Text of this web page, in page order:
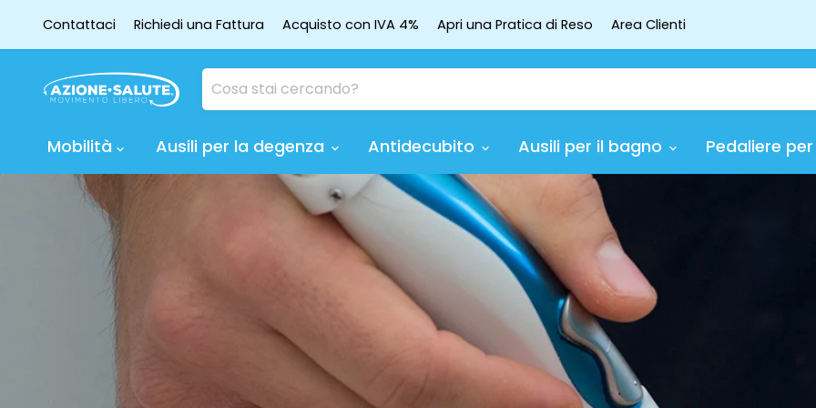
Contattaci Richiedi una Fattura Acquisto con IVA 4% Apri una Pratica di Reso Area Clienti
Mobilità Ausili per la degenza Antidecubito Ausili per il bagno Pedaliere